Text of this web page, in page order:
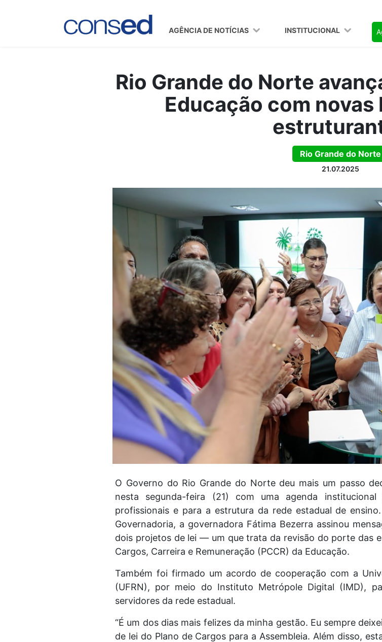
AGÊNCIA DE NOTÍCIAS INSTITUCIONAL
Rio Grande do Norte
Educação com
Rio Grande do Norte
21.07.2025
O Governo do Rio Grande do Norte deu mais um passo
nesta segunda-feira (21) com uma agenda
profissionais e para a estrutura da rede estadual de
Governadoria, a governadora Fátima Bezerra assinou
dois projetos de lei — um que trata da revisão do porte das
Cargos, Carreira e Remuneração (PCCR) da Educação.
Também foi firmado um acordo de cooperação com a
(UFRN), por meio do Instituto Metrópole Digital (IMD),
servidores da rede estadual.
“É um dos dias mais felizes da minha gestão. Eu sempre
de lei do Plano de Cargos para a Assembleia. Além disso,